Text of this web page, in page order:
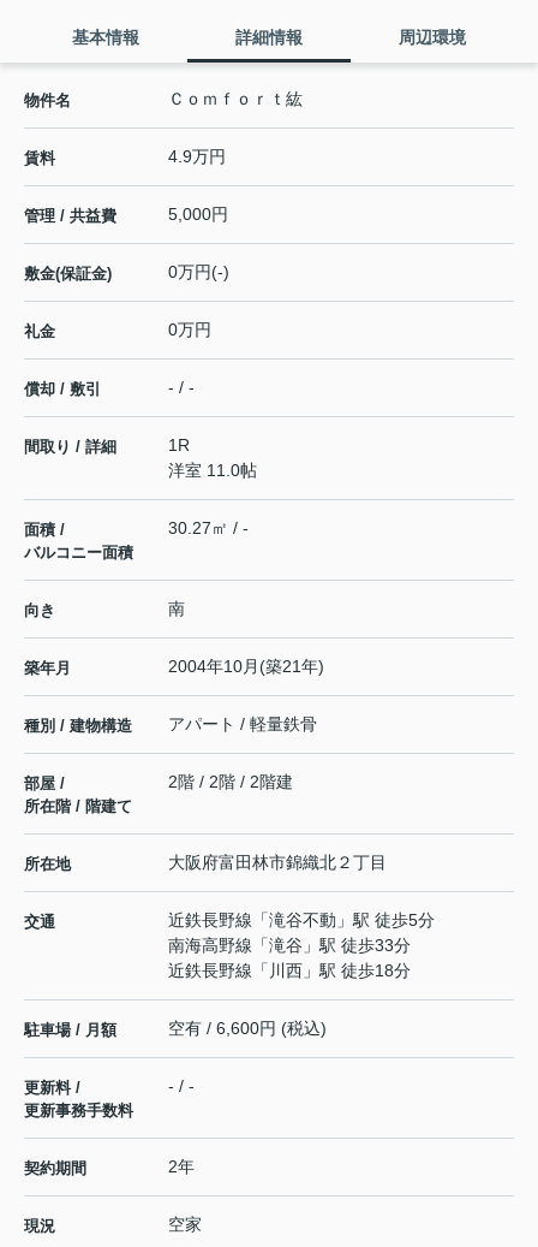
基本情報 詳細情報 周辺環境
物件名 Ｃｏｍｆｏｒｔ紘
賃料 4.9万円
管理 / 共益費 5,000円
敷金(保証金) 0万円(-)
礼金 0万円
償却 / 敷引 - / -
間取り / 詳細
1R
洋室 11.0帖
面積 /
バルコニー面積
30.27㎡ / -
向き 南
築年月 2004年10月(築21年)
種別 / 建物構造 アパート / 軽量鉄骨
部屋 /
所在階 / 階建て
2階 / 2階 / 2階建
所在地 大阪府富田林市錦織北２丁目
交通 近鉄長野線 「滝谷不動 」駅 徒歩5分
南海高野線 「滝谷 」駅 徒歩33分
近鉄長野線 「 川西 」駅 徒歩18分
駐車場 / 月額 空有 / 6,600円 (税込)
更新料 /
更新事務手数料
- / -
契約期間 2年
現況 空家